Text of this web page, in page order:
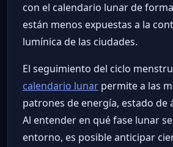
con el calendario lunar de
están menos expuestas a la
lumínica de las ciudades.
El seguimiento del ciclo
calendario lunar permite a las
patrones de energía, estado de
Al entender en qué fase lunar
entorno, es posible anticipar